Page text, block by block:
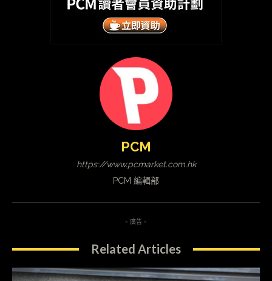
PCM
https://www.pcmarket.com.hk
PCM 編輯部
- 廣告 -
Related Articles